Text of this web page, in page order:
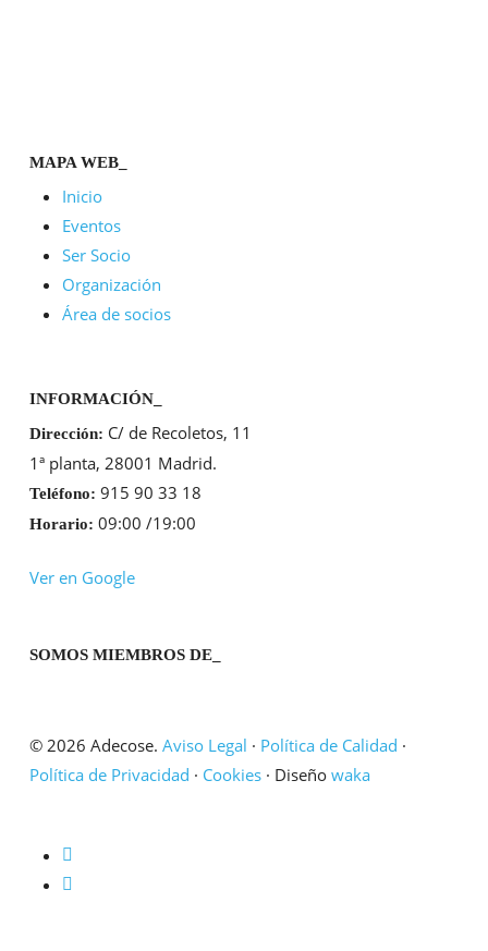
MAPA WEB_
Inicio
Eventos
Ser Socio
Organización
Área de socios
INFORMACIÓN_
Dirección: C/ de Recoletos, 11
1ª planta, 28001 Madrid.
Teléfono: 915 90 33 18
Horario: 09:00 /19:00
Ver en Google
SOMOS MIEMBROS DE_
© 2026 Adecose. Aviso Legal · Política de Calidad ·
Política de Privacidad · Cookies· Diseño waka
twitter
linkedin